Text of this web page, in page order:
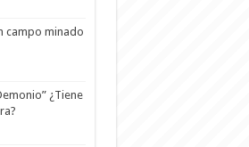
campo minado
¿Tiene